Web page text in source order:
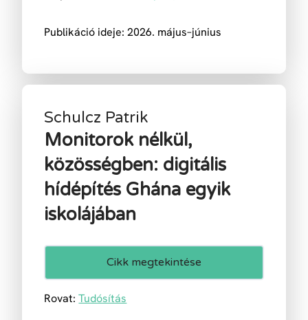
Publikáció ideje: 2026. május–június
Schulcz Patrik
Monitorok nélkül,
közösségben: digitális
hídépítés Ghána egyik
iskolájában
Cikk megtekintése
Rovat: Tudósítás